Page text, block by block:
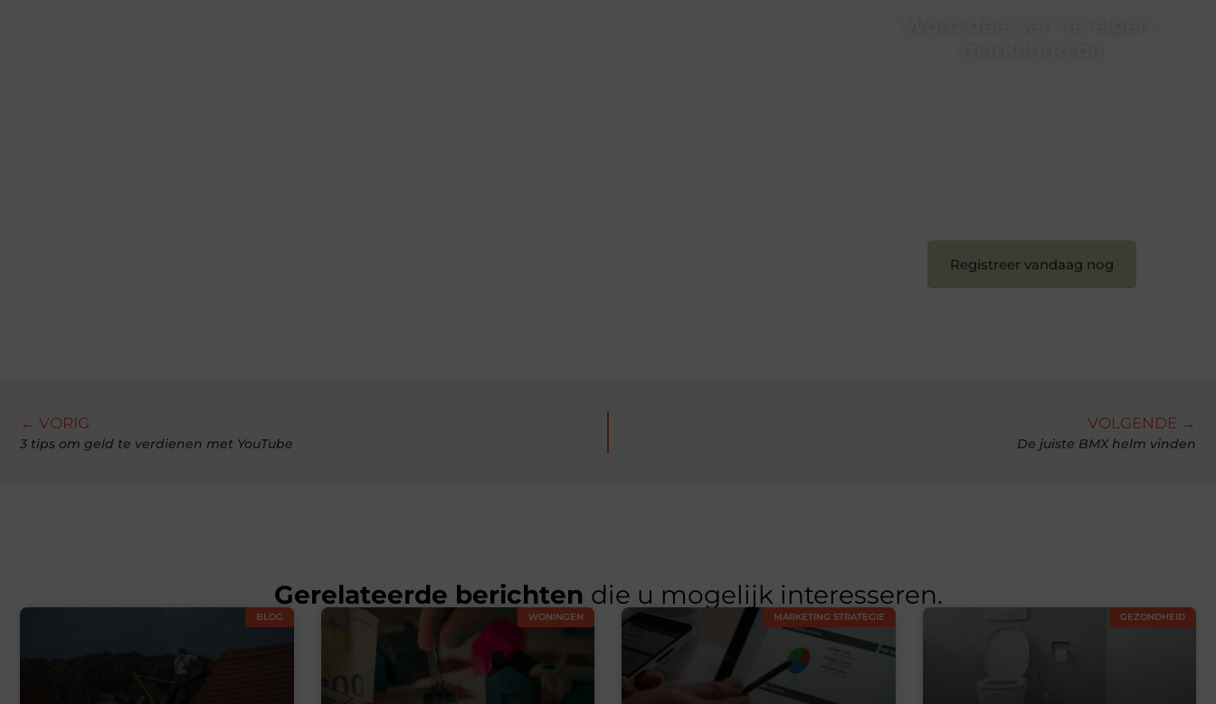
Registreer vandaag nog
← VORIG
3 tips om geld te verdienen met YouTube
VOLGENDE →
De juiste BMX helm vinden
Gerelateerde berichten die u mogelijk interesseren.
BLOG WONINGEN MARKETING STRATEGIE GEZONDHEID